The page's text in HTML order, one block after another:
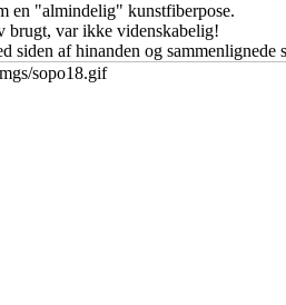
en "almindelig" kunstfiberpose.
brugt, var ikke videnskabelig!
siden af hinanden og sammenlignede